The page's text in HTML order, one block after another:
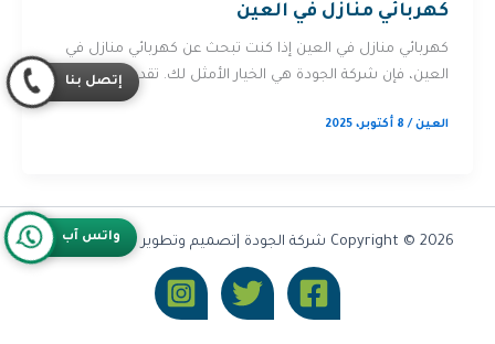
كهربائي منازل في العين
كهربائي منازل في العين إذا كنت تبحث عن كهربائي منازل في
العين، فإن شركة الجودة هي الخيار الأمثل لك. تقدم […]
العين/ 8 أكتوبر، 2025
Copyright © 2026 شركة الجودة |تصميم وتطوير شركة Olymoo
واتس آب
إتصل بنا